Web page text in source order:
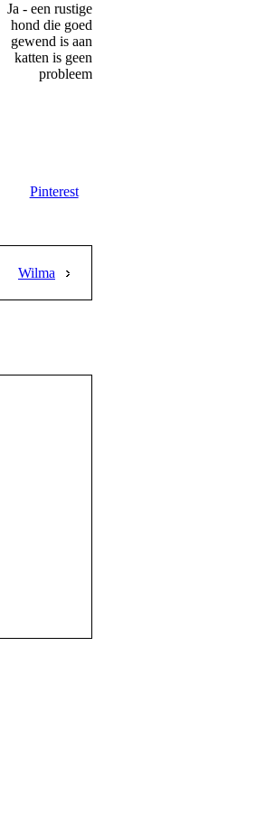
Ja - een rustige
hond die goed
gewend is aan
katten is geen
probleem
Pinterest
Wilma